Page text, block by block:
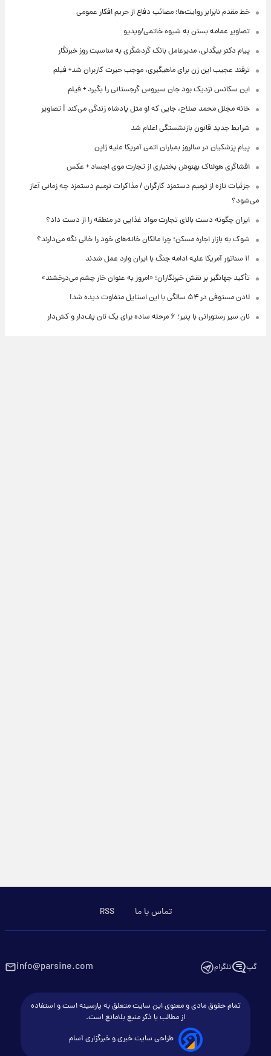
خط مقدم نابرابر روایت‌ها؛ مصائب دفاع از حریم افکار عمومی
تصاویر عمامه بستن به شیوه خاتمی/ویدیو
پیام دکتر بیگدلی، مدیرعامل بانک گردشگری به مناسبت روز خبرنگار
ترفند عجیب این زن برای ماهیگیری، موجب حیرت کاربران شد+ فیلم
این سکانس نزدیک بود جان سیروس گرجستانی را بگیرد + فیلم
خانه مجلل محمد صلاح، جایی که او مثل پادشاه زندگی می‌کند | تصاویر
شرایط جدید قانون بازنشستگی اعلام شد
پیام پزشکیان در سالروز بمباران اتمی آمریکا علیه ژاپن
افشاگری هولناک بهنوش بختیاری از تجارت موی اجساد + عکس
جزئیات تازه از ترمیم دستمزد کارگران / مذاکرات ترمیم دستمزد چه زمانی آغاز
می‌شود؟
ایران چگونه دست بالای تجارت مواد غذایی در منطقه را از دست داد؟
شوک به بازار اجاره مسکن؛ چرا مالکان خانه‌های خود را خالی نگه می‌دارند؟
۱۱ سناتور آمریکا علیه ادامه جنگ با ایران وارد عمل شدند
تأکید جهانگیر بر نقش خبرنگاران؛ «امروز به عنوان خار چشم می‌درخشند»
لادن مستوفی در ۵۴ سالگی با این استایل متفاوت دیده شد!
نان سیر رستورانی با پنیر؛ ۶ مرحله ساده برای یک نان پف‌دار و کش‌دار
تماس با ما RSS
گپ تلگرام info@parsine.com
تمام حقوق مادی و معنوی این سایت متعلق به پارسینه است و استفاده
از مطالب با ذکر منبع بلامانع است.
طراحی سایت خبری و خبرگزاری آسام